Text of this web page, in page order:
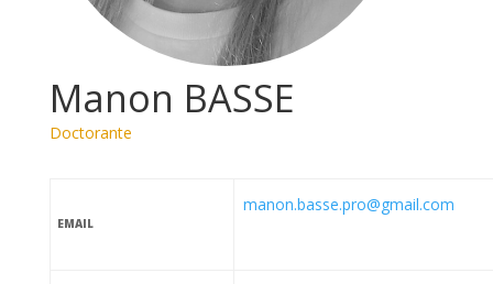
Manon BASSE
Doctorante
EMAIL
manon.basse.pro@gmail.com